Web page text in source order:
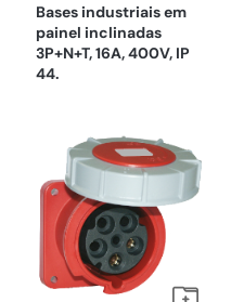
Bases industriais em
painel inclinadas
3P+N+T, 16A, 400V, IP
44.